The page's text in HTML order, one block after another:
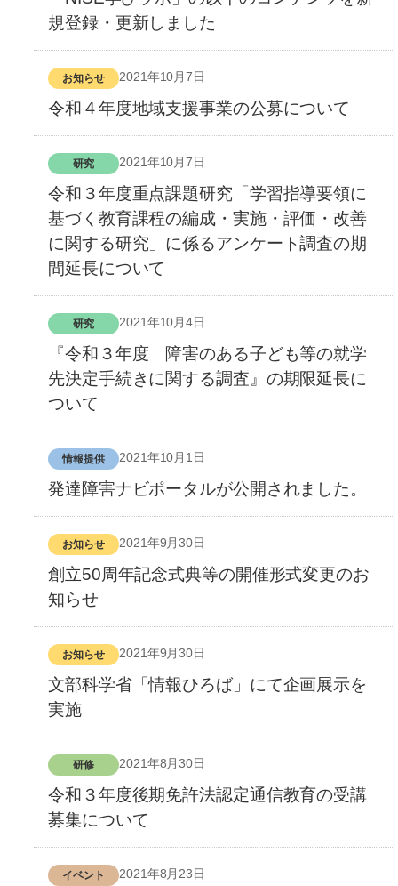
規登録・更新しました
2021年10月7日
お知らせ
令和４年度地域支援事業の公募について
2021年10月7日
研究
令和３年度重点課題研究「学習指導要領に
基づく教育課程の編成・実施・評価・改善
に関する研究」に係るアンケート調査の期
間延長について
2021年10月4日
研究
『令和３年度 障害のある子ども等の就学
先決定手続きに関する調査』の期限延長に
ついて
2021年10月1日
情報提供
発達障害ナビポータルが公開されました。
2021年9月30日
お知らせ
創立50周年記念式典等の開催形式変更のお
知らせ
2021年9月30日
お知らせ
文部科学省「情報ひろば」にて企画展示を
実施
2021年8月30日
研修
令和３年度後期免許法認定通信教育の受講
募集について
2021年8月23日
イベント